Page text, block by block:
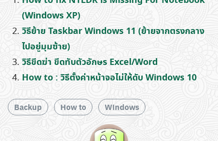
(Windows XP)
วิธีย้าย Taskbar Windows 11 (ย้ายจากตรงกลาง
ไปอยู่มุมซ้าย)
วิธีขีดฆ่า ขีดทับตัวอักษร Excel/Word
How to : วิธีตั้งค่าหน้าจอไม่ให้ดับ Windows 10
Backup How to Windows